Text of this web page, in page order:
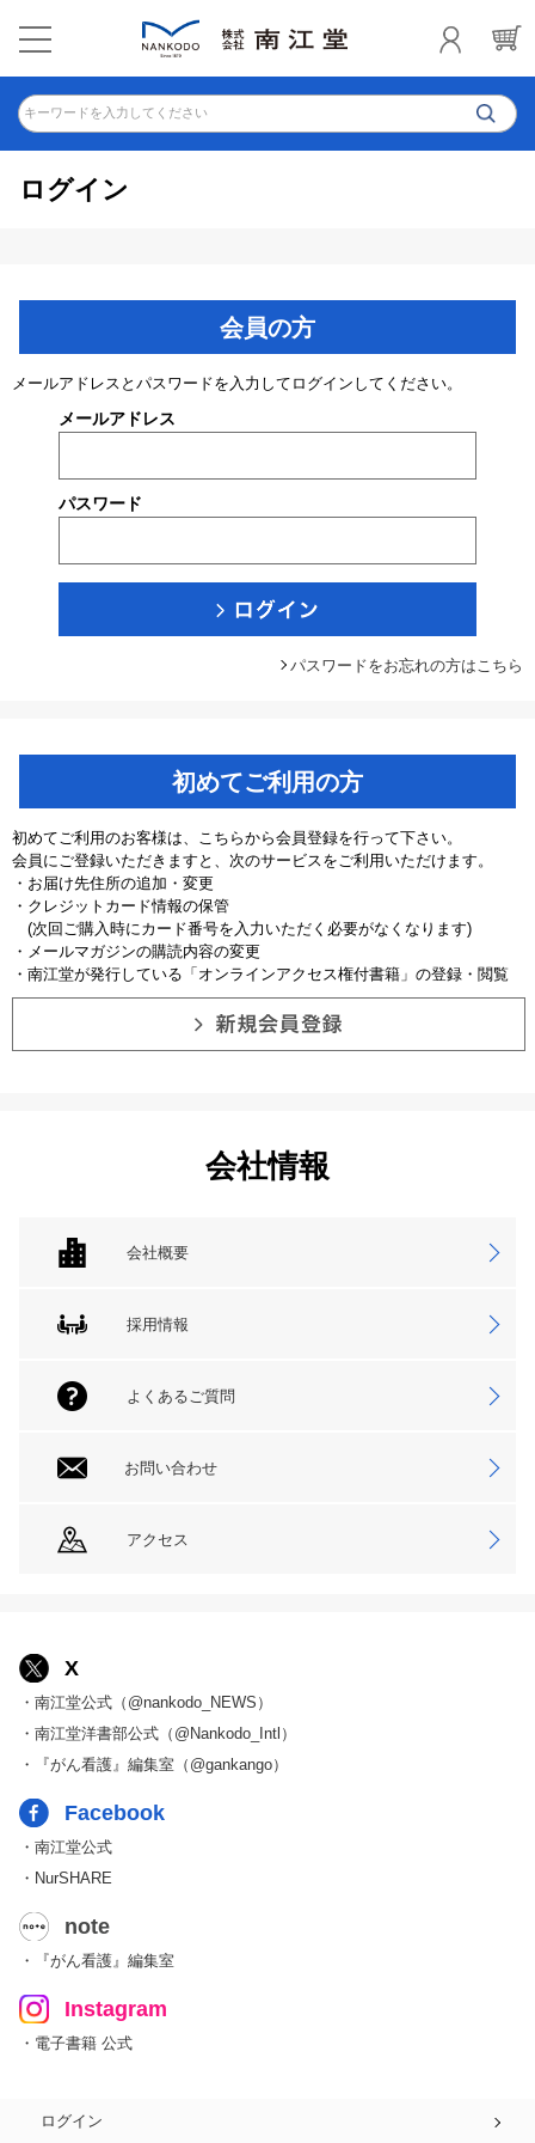
キーワードを入力してください
ログイン
会員の方
メールアドレスとパスワードを入力してログインしてください。
メールアドレス
パスワード
パスワードをお忘れの方はこちら
初めてご利用の方
初めてご利用のお客様は、こちらから会員登録を行って下さい。
会員にご登録いただきますと、次のサービスをご利用いただけます。
・お届け先住所の追加・変更
・クレジットカード情報の保管
(次回ご購入時にカード番号を入力いただく必要がなくなります)
・メールマガジンの購読内容の変更
・南江堂が発行している「オンラインアクセス権付書籍」の登録・閲覧
会社情報
会社概要
採用情報
よくあるご質問
お問い合わせ
アクセス
X
・南江堂公式（@nankodo_NEWS）
・南江堂洋書部公式（@Nankodo_Intl）
・『がん看護』編集室（@gankango）
Facebook
・南江堂公式
・NurSHARE
note
・『がん看護』編集室
Instagram
・電子書籍 公式
ログイン